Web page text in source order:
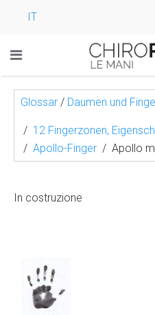
IT
Glossar / Daumen und
12 Fingerzonen,
Apollo-Finger
Apollo
In costruzione